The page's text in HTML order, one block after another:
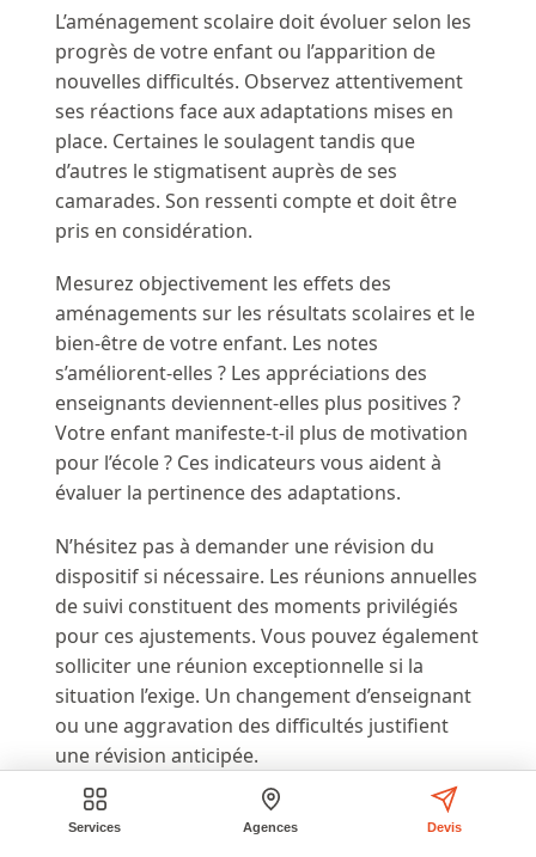
Services Agences Devis
L’aménagement scolaire doit évoluer selon les
progrès de votre enfant ou l’apparition de
nouvelles difficultés. Observez attentivement
ses réactions face aux adaptations mises en
place. Certaines le soulagent tandis que
d’autres le stigmatisent auprès de ses
camarades. Son ressenti compte et doit être
pris en considération.
Mesurez objectivement les effets des
aménagements sur les résultats scolaires et le
bien-être de votre enfant. Les notes
s’améliorent-elles ? Les appréciations des
enseignants deviennent-elles plus positives ?
Votre enfant manifeste-t-il plus de motivation
pour l’école ? Ces indicateurs vous aident à
évaluer la pertinence des adaptations.
N’hésitez pas à demander une révision du
dispositif si nécessaire. Les réunions annuelles
de suivi constituent des moments privilégiés
pour ces ajustements. Vous pouvez également
solliciter une réunion exceptionnelle si la
situation l’exige. Un changement d’enseignant
ou une aggravation des difficultés justifient
une révision anticipée.
Gérer le quotidien à la maison